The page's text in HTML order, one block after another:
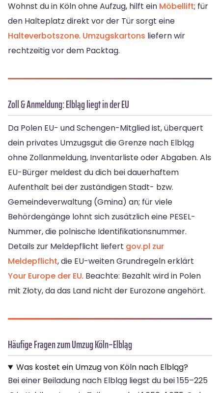
Wohnst du in Köln ohne Aufzug, hilft ein Möbellift; für
den Halteplatz direkt vor der Tür sorgt eine
Halteverbotszone. Umzugskartons liefern wir
rechtzeitig vor dem Packtag.
Zoll & Anmeldung: Elbląg liegt in der EU
Da Polen EU- und Schengen-Mitglied ist, überquert
dein privates Umzugsgut die Grenze nach Elbląg
ohne Zollanmeldung, Inventarliste oder Abgaben. Als
EU-Bürger meldest du dich bei dauerhaftem
Aufenthalt bei der zuständigen Stadt- bzw.
Gemeindeverwaltung (Gmina) an; für viele
Behördengänge lohnt sich zusätzlich eine PESEL-
Nummer, die polnische Identifikationsnummer.
Details zur Meldepflicht liefert gov.pl zur
Meldepflicht, die EU-weiten Grundregeln erklärt
Your Europe der EU. Beachte: Bezahlt wird in Polen
mit Złoty, da das Land nicht der Eurozone angehört.
Häufige Fragen zum Umzug Köln–Elbląg
Was kostet ein Umzug von Köln nach Elbląg?
Bei einer Beiladung nach Elbląg liegst du bei 155–225